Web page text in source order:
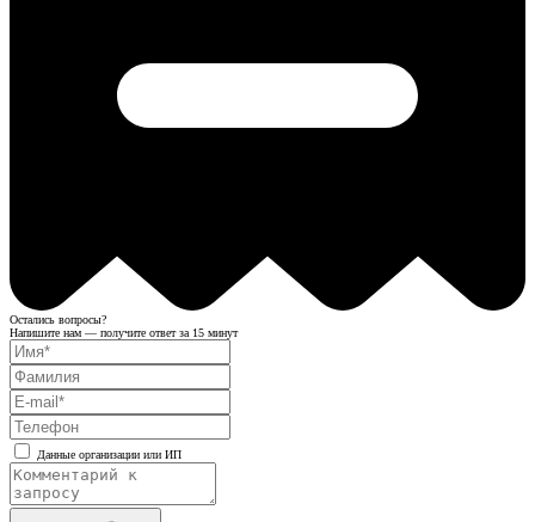
Остались вопросы?
Напишите нам — получите ответ за 15 минут
Данные организации или ИП